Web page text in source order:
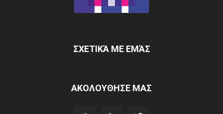
ΣΧΕΤΙΚΆ ΜΕ ΕΜΆΣ
ΑΚΟΛΟΥΘΗΣΕ ΜΑΣ